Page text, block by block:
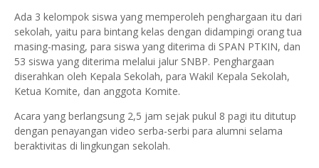
Ada 3 kelompok siswa yang memperoleh penghargaan itu dari
sekolah, yaitu para bintang kelas dengan didampingi orang tua
masing-masing, para siswa yang diterima di SPAN PTKIN, dan
53 siswa yang diterima melalui jalur SNBP. Penghargaan
diserahkan oleh Kepala Sekolah, para Wakil Kepala Sekolah,
Ketua Komite, dan anggota Komite.
Acara yang berlangsung 2,5 jam sejak pukul 8 pagi itu ditutup
dengan penayangan video serba-serbi para alumni selama
beraktivitas di lingkungan sekolah.